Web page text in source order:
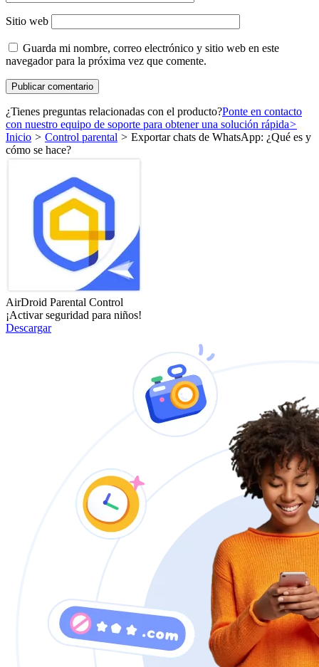
Sitio web
Guarda mi nombre, correo electrónico y sitio web en este
navegador para la próxima vez que comente.
¿Tienes preguntas relacionadas con el producto?Ponte en contacto
con nuestro equipo de soporte para obtener una solución rápida>
Inicio > Control parental > Exportar chats de WhatsApp: ¿Qué es y
cómo se hace?
AirDroid Parental Control
¡Activar seguridad para niños!
Descargar